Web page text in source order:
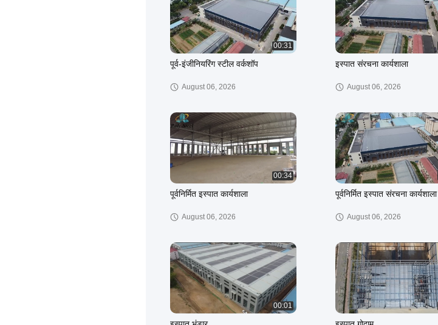
00:31
पूर्व-इंजीनियरिंग स्टील वर्कशॉप
August 06, 2026
इस्पात संरचना कार्यशाला
August 06, 2026
00:34
पूर्वनिर्मित इस्पात कार्यशाला
August 06, 2026
पूर्वनिर्मित इस्पात संरचना कार्यशाला
August 06, 2026
00:01